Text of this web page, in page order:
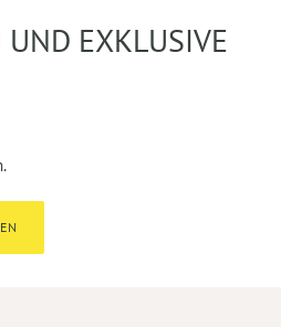
EXKLUSIVE